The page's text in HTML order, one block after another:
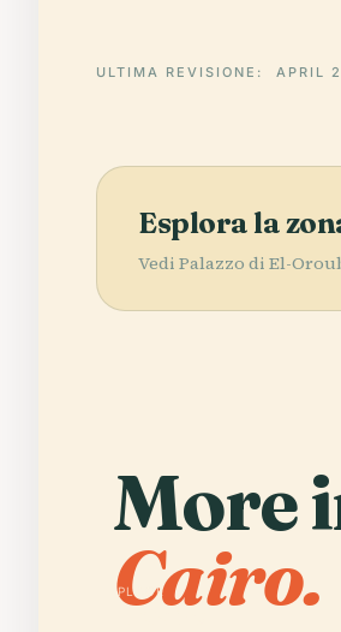
ULTIMA REVISIONE: APRIL
Esplora la
Vedi Palazzo di El-
More
Cairo.
PLACE
Il Cairo